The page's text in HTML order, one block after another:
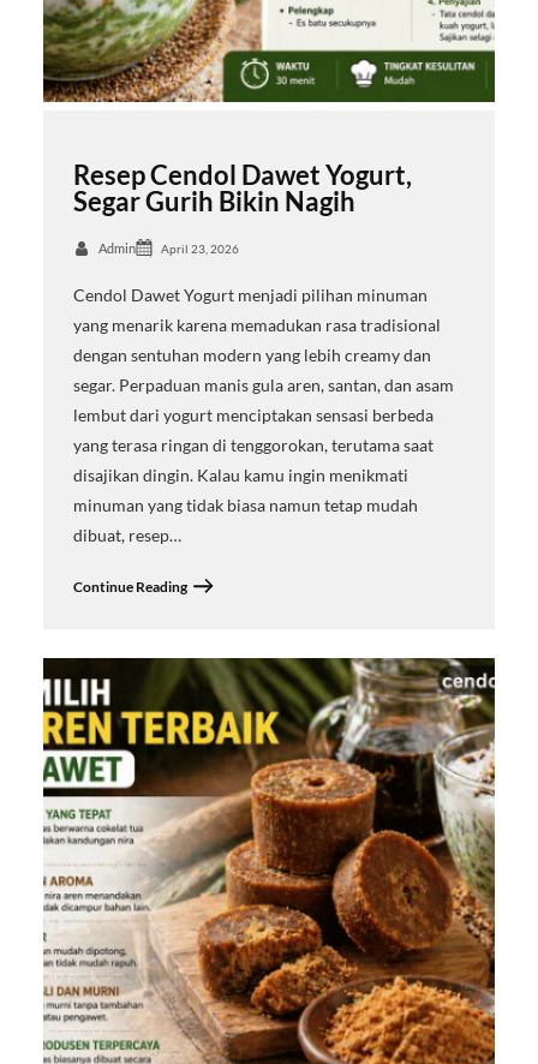
Resep Cendol Dawet Yogurt,
Segar Gurih Bikin Nagih
Admin April 23, 2026
Cendol Dawet Yogurt menjadi pilihan minuman
yang menarik karena memadukan rasa tradisional
dengan sentuhan modern yang lebih creamy dan
segar. Perpaduan manis gula aren, santan, dan asam
lembut dari yogurt menciptakan sensasi berbeda
yang terasa ringan di tenggorokan, terutama saat
disajikan dingin. Kalau kamu ingin menikmati
minuman yang tidak biasa namun tetap mudah
dibuat, resep…
Continue Reading